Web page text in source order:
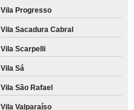
Vila Progresso
Vila Sacadura Cabral
Vila Scarpelli
Vila Sá
Vila São Rafael
Vila Valparaíso